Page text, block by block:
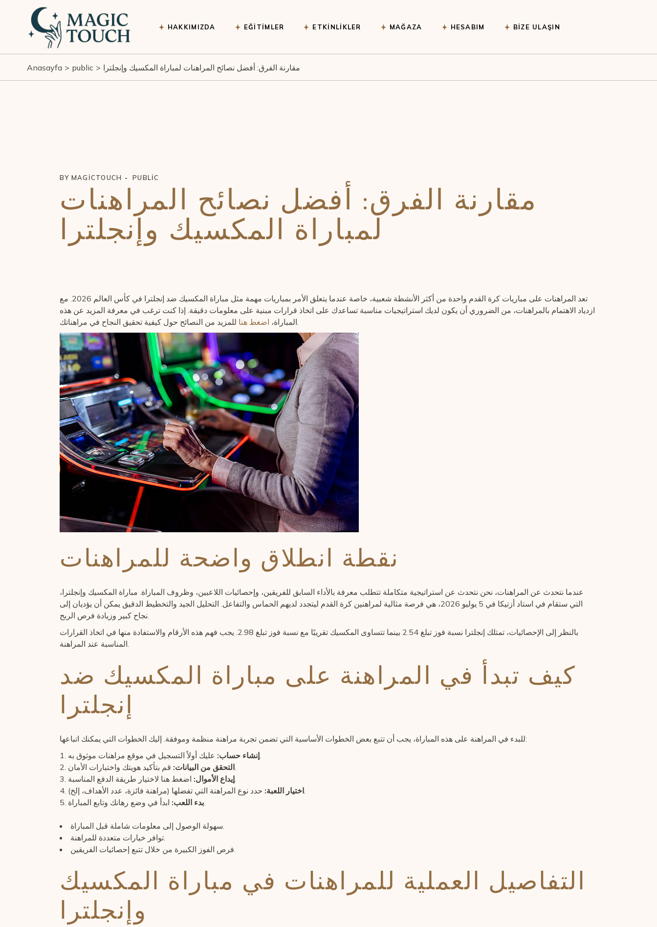
HAKKIMIZDA EĞITIMLER ETKINLIKLER MAĞAZA HESABIM BIZE ULAŞIN
Astrolojik Ürünler
Anasayfa public مقارنة الفرق: أفضل نصائح المراهنات لمباراة المكسيك وإنجلترا
BY MAGICTOUCH PUBLIC
مقارنة الفرق: أفضل نصائح المراهنات
لمباراة المكسيك وإنجلترا
تعد المراهنات على مباريات كرة القدم واحدة من أكثر الأنشطة شعبية، خاصة عندما يتعلق الأمر بمباريات مهمة مثل مباراة المكسيك ضد إنجلترا في كأس العالم 2026. مع
ازدياد الاهتمام بالمراهنات، من الضروري أن يكون لديك استراتيجيات مناسبة تساعدك على اتخاذ قرارات مبنية على معلومات دقيقة. إذا كنت ترغب في معرفة المزيد عن هذه
المباراة، اضغط هنا للمزيد من النصائح حول كيفية تحقيق النجاح في مراهناتك.
نقطة انطلاق واضحة للمراهنات
عندما نتحدث عن المراهنات، نحن نتحدث عن استراتيجية متكاملة تتطلب معرفة بالأداء السابق للفريقين، وإحصائيات اللاعبين، وظروف المباراة. مباراة المكسيك وإنجلترا،
التي ستقام في استاد أزتيكا في 5 يوليو 2026، هي فرصة مثالية لمراهنين كرة القدم ليتجدد لديهم الحماس والتفاعل. التحليل الجيد والتخطيط الدقيق يمكن أن يؤديان إلى
نجاح كبير وزيادة فرص الربح.
بالنظر إلى الإحصائيات، تمتلك إنجلترا نسبة فوز تبلغ 2.54 بينما تتساوى المكسيك تقريبًا مع نسبة فوز تبلغ 2.98. يجب فهم هذه الأرقام والاستفادة منها في اتخاذ القرارات
المناسبة عند المراهنة.
كيف تبدأ في المراهنة على مباراة المكسيك ضد
إنجلترا
للبدء في المراهنة على هذه المباراة، يجب أن تتبع بعض الخطوات الأساسية التي تضمن تجربة مراهنة منظمة وموفقة. إليك الخطوات التي يمكنك اتباعها:
إنشاء حساب:عليك أولاً التسجيل في موقع مراهنات موثوق به.
التحقق من البيانات:قم بتأكيد هويتك واختبارات الأمان.
إيداع الأموال:اضغط هنا لاختيار طريقة الدفع المناسبة.
اختيار اللعبة:حدد نوع المراهنة التي تفضلها (مراهنة فائزة، عدد الأهداف، إلخ).
بدء اللعب:ابدأ في وضع رهانك وتابع المباراة.
سهولة الوصول إلى معلومات شاملة قبل المباراة.
توافر خيارات متعددة للمراهنة.
فرص الفوز الكبيرة من خلال تتبع إحصائيات الفريقين.
التفاصيل العملية للمراهنات في مباراة المكسيك
وإنجلترا